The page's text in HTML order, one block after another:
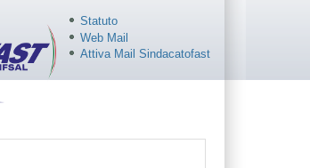
Statuto
Web Mail
Attiva Mail Sindacatofast